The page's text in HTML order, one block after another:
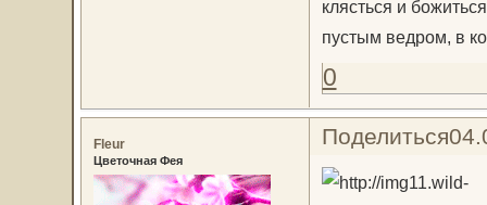
клясться и
пустым ведром, в
0
Поделиться
Fleur
Цветочная Фея